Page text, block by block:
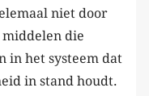
niet door
die
in het systeem dat
in stand houdt.